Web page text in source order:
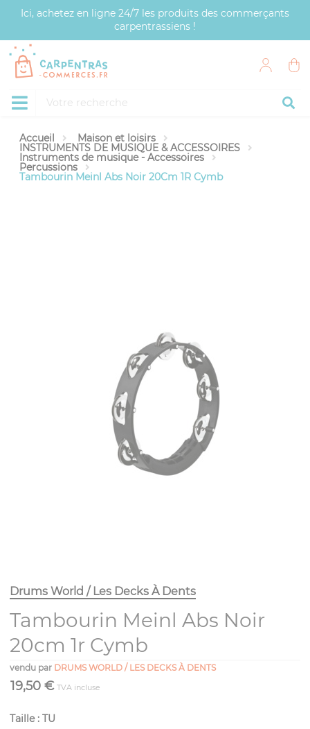
Ici, achetez en ligne 24/7 les produits des commerçants
carpentrassiens !
Accueil Maison et loisirs
INSTRUMENTS DE MUSIQUE & ACCESSOIRES
Instruments de musique - Accessoires
Percussions
Tambourin Meinl Abs Noir 20Cm 1R Cymb
Drums World / Les Decks À Dents
Tambourin Meinl Abs Noir
20cm 1r Cymb
vendu par DRUMS WORLD / LES DECKS À DENTS
19,50 € TVA incluse
Taille : TU
Panneau de gestion des cookies